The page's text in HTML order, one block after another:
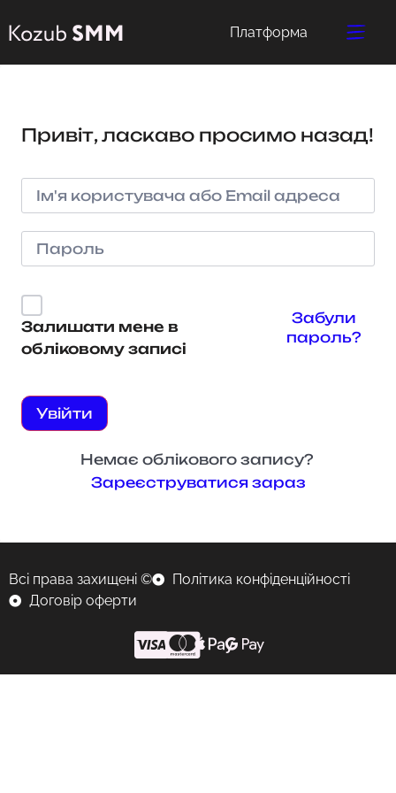
Платформа
Привіт, ласкаво просимо назад!
Залишати мене в
обліковому записі
Забули
пароль?
Увійти
Немає облікового запису?
Зареєструватися зараз
Всі права захищені ©
Політика конфіденційності
Договір оферти